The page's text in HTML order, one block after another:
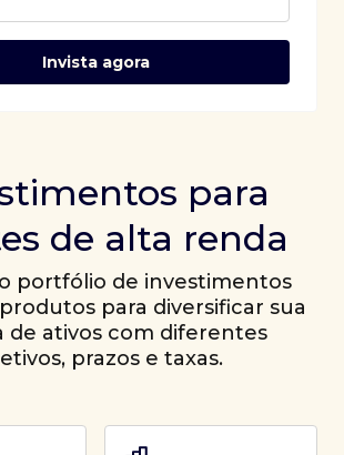
Invista agora
para
de alta renda
portfólio de investimentos
para diversificar sua
de ativos com diferentes
prazos e taxas.